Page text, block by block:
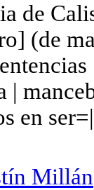
de
(de
|
en
Millán